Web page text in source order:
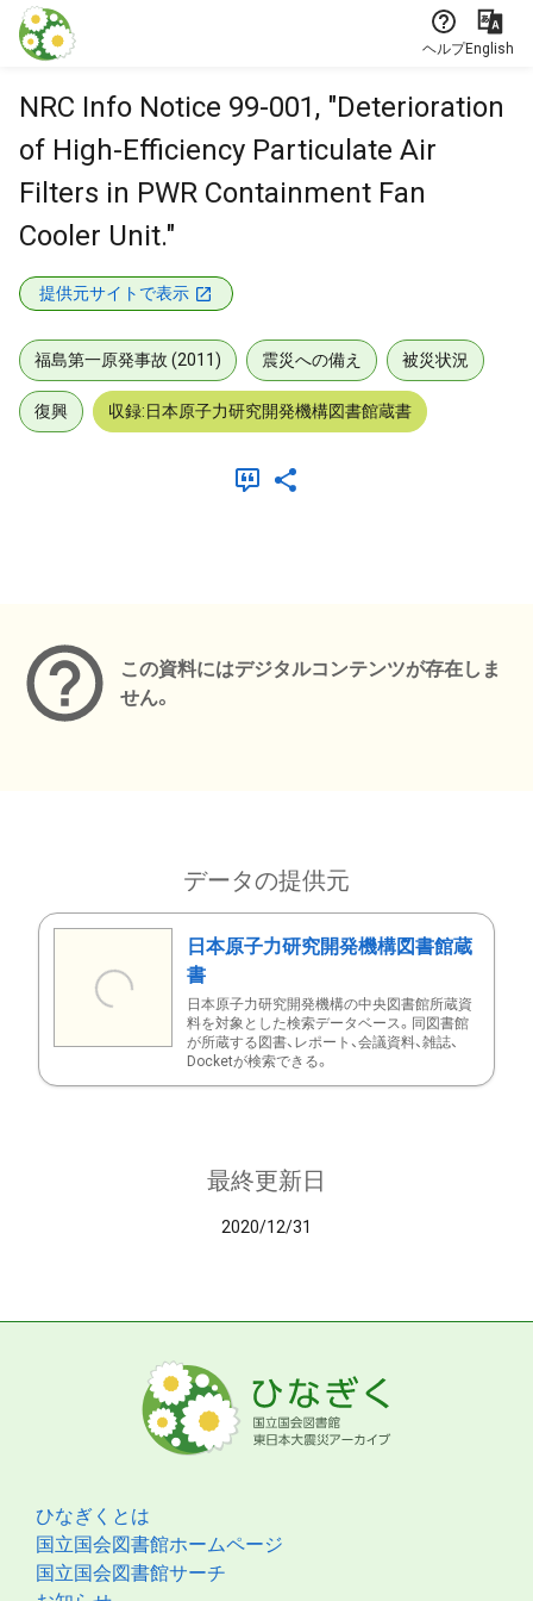
本文に飛ぶ
ヘルプEnglish
NRC Info Notice 99-001, "Deterioration
of High-Efficiency Particulate Air
Filters in PWR Containment Fan
Cooler Unit."
提供元サイトで表示
福島第一原発事故 (2011) 震災への備え 被災状況
復興 収録:日本原子力研究開発機構図書館蔵書
この資料にはデジタルコンテンツが存在しま
せん。
データの提供元
日本原子力研究開発機構図書館蔵
書
日本原子力研究開発機構の中央図書館所蔵資
料を対象とした検索データベース。同図書館
が所蔵する図書、レポート、会議資料、雑誌、
Docketが検索できる。
最終更新日
2020/12/31
ひなぎくとは
国立国会図書館ホームページ
国立国会図書館サーチ